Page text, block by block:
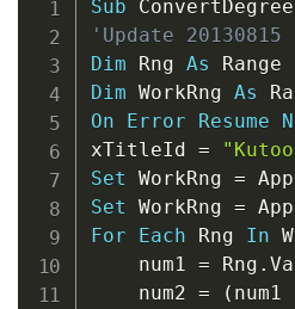
Sub ConvertDegree
'Update 20130815
Dim Rng As
Dim WorkRng As
On
Error Resume
xTitleId =
Set WorkRng =
Set WorkRng =
For
Each Rng In
    num1
= Rng .
    num2
= ( num1